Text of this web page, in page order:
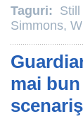
Taguri: Still
Simmons,
mai